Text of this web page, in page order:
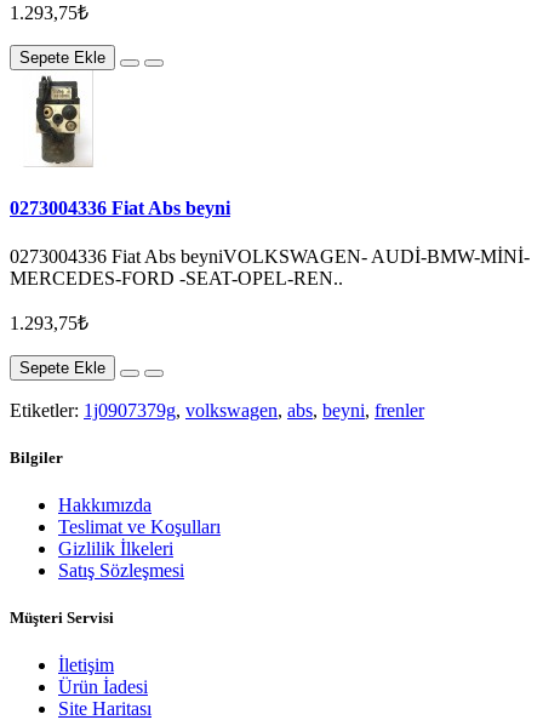
1.293,75₺
Sepete Ekle
0273004336 Fiat Abs beyni
0273004336 Fiat Abs beyniVOLKSWAGEN- AUDİ-BMW-MİNİ-
MERCEDES-FORD -SEAT-OPEL-REN..
1.293,75₺
Sepete Ekle
Etiketler: 1j0907379g, volkswagen, abs, beyni, frenler
Bilgiler
Hakkımızda
Teslimat ve Koşulları
Gizlilik İlkeleri
Satış Sözleşmesi
Müşteri Servisi
İletişim
Ürün İadesi
Site Haritası